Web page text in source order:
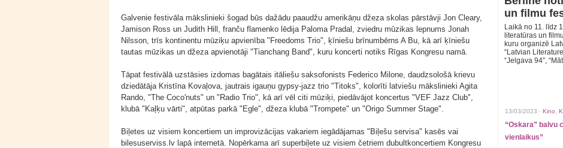
Galvenie festivāla mākslinieki šogad būs dažādu paaudžu amerikāņu džeza skolas pārstāvji Jon Cleary,
Jamison Ross un Judith Hill, franču flamenko lēdija Paloma Pradal, zviedru mūzikas lepnums Jonah
Nilsson, trīs kontinentu mūziķu apvienība "Freedoms Trio", ķīniešu brīnumbērns A Bu, kā arī ķīniešu
tautas mūzikas un džeza apvienotāji "Tianchang Band", kuru koncerti notiks Rīgas Kongresu namā.
Tāpat festivālā uzstāsies izdomas bagātais itāliešu saksofonists Federico Milone, daudzsološā krievu
dziedātāja Kristīna Kovaļova, jautrais igauņu gypsy-jazz trio "Titoks", kolorīti latviešu mākslinieki Agita
Rando, "The Coco'nuts" un "Radio Trio", kā arī vēl citi mūziķi, piedāvājot koncertus "VEF Jazz Club",
klubā "Kaļķu vārti", atpūtas parkā "Egle", džeza klubā "Trompete" un "Origo Summer Stage".
Biļetes uz visiem koncertiem un improvizācijas vakariem iegādājamas "Biļešu servisa" kasēs vai
bilesuserviss.lv lapā internetā. Nopērkama arī superbiļete uz visiem četriem dubultkoncertiem Kongresu
un filmu
Laikā no 11. līdz
literatūras un
kuru organizē
“Latvian
“Jelgava 94”,
13/03/2023 · Kino
“Oskara” balvu
vienlaikus”